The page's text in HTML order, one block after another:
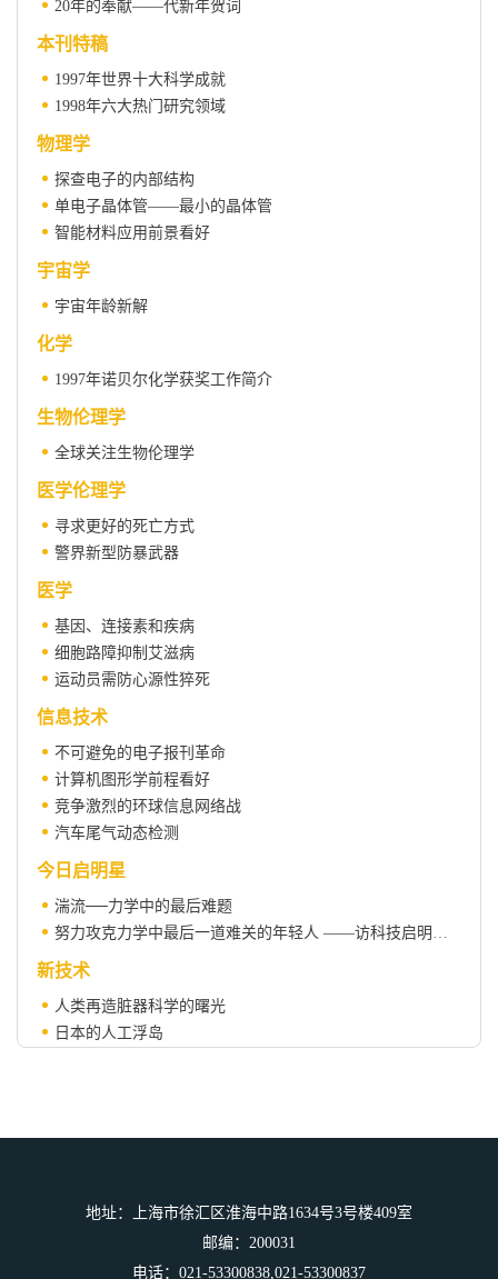
20年的奉献——代新年贺词
本刊特稿
1997年世界十大科学成就
1998年六大热门研究领域
物理学
探查电子的内部结构
单电子晶体管——最小的晶体管
智能材料应用前景看好
宇宙学
宇宙年龄新解
化学
1997年诺贝尔化学获奖工作简介
生物伦理学
全球关注生物伦理学
医学伦理学
寻求更好的死亡方式
警界新型防暴武器
医学
基因、连接素和疾病
细胞路障抑制艾滋病
运动员需防心源性猝死
信息技术
不可避免的电子报刊革命
计算机图形学前程看好
竞争激烈的环球信息网络战
汽车尾气动态检测
今日启明星
湍流──力学中的最后难题
新技术
人类再造脏器科学的曙光
日本的人工浮岛
西方学者眼里的亚洲基础科学
地址：上海市徐汇区淮海中路1634号3号楼409室
邮编：200031
电话：021-53300838,021-53300837